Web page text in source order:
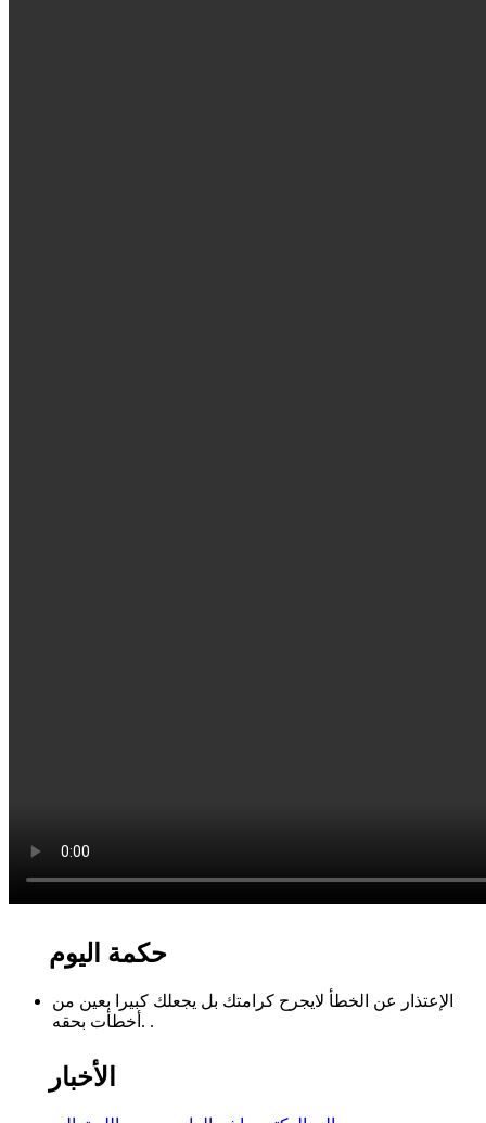
حكمة اليوم
الإعتذار عن الخطأ لايجرح كرامتك بل يجعلك كبيرا بعين من
أخطأت بحقه. .
الأخبار